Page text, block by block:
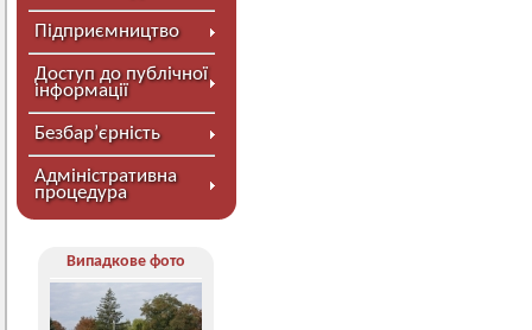
Підприємництво
Доступ до публічної
інформації
Безбар’єрність
Адміністративна
процедура
Випадкове фото